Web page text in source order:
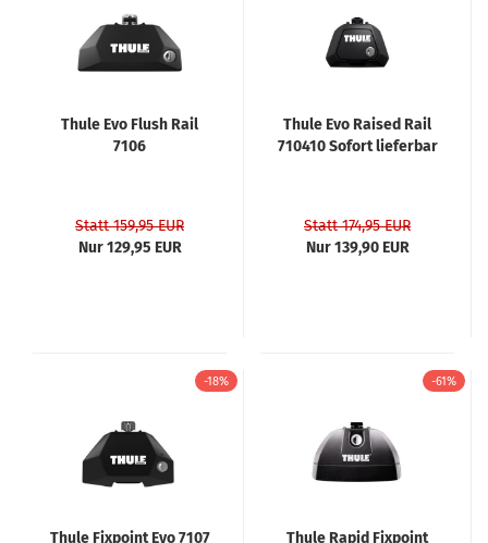
Thule Evo Flush Rail
7106
Statt 159,95 EUR
Nur 129,95 EUR
Thule Evo Raised Rail
710410 Sofort lieferbar
Statt 174,95 EUR
Nur 139,90 EUR
-18%
Thule Fixpoint Evo 7107
-61%
Thule Rapid Fixpoint